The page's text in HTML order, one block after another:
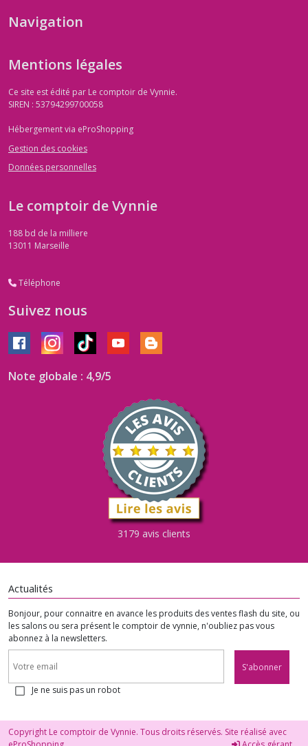
Navigation
Mentions légales
Ce site est édité par Le comptoir de Vynnie.
SIREN : 53794299700058
Hébergement via eProShopping
Gestion des cookies
Données personnelles
Le comptoir de Vynnie
188 bd de la milliere
13011 Marseille
Téléphone
Suivez nous
Note globale : 4,9/5
3179 avis clients
Actualités
Bonjour, pour connaitre en avance les produits des ventes flash du site, ou
les salons ou sera présent le comptoir de vynnie, n'oubliez pas vous
abonnez à la newsletters.
S'abonner
Je ne suis pas un robot
Copyright Le comptoir de Vynnie. Tous droits réservés. Site réalisé avec